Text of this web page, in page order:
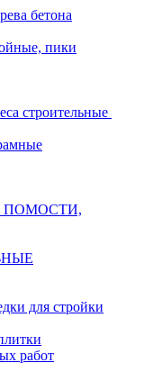
бетона
пики
строительные
ПОМОСТИ,
для стройки
работ